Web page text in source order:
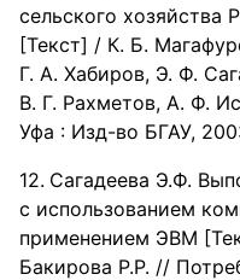
сельского хозяйства
[Текст] / К. Б.
Г. А. Хабиров, Э. Ф.
В. Г. Рахметов, А. Ф.
Уфа : Изд-во БГАУ,
Сагадеева Э.Ф.
с использованием
применением ЭВМ
Бакирова Р.Р. //